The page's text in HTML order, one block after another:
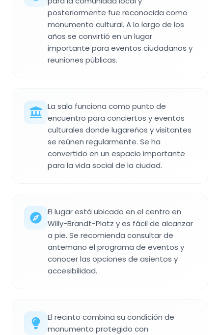
posteriormente fue reconocida como
monumento cultural. A lo largo de los
años se convirtió en un lugar
importante para eventos ciudadanos y
reuniones públicas.
La sala funciona como punto de
encuentro para conciertos y eventos
culturales donde lugareños y visitantes
se reúnen regularmente. Se ha
convertido en un espacio importante
para la vida social de la ciudad.
El lugar está ubicado en el centro en
Willy-Brandt-Platz y es fácil de alcanzar
a pie. Se recomienda consultar de
antemano el programa de eventos y
conocer las opciones de asientos y
accesibilidad.
El recinto combina su condición de
monumento protegido con